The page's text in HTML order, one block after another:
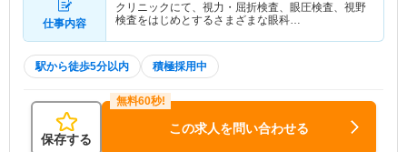
仕事内容
クリニックにて、視力・屈折検査、眼圧検査、視野
検査をはじめとするさまざまな眼科…
駅から徒歩5分以内 積極採用中
保存する
この求人を問い合わせる